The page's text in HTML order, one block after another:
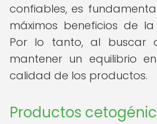
confiables, es
máximos beneficios de
Por lo tanto, al buscar
mantener un equilibrio
calidad de los productos.
Productos